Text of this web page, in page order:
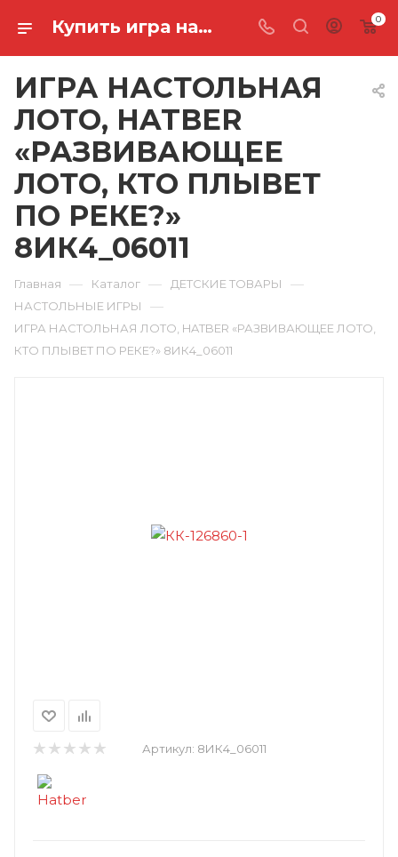
Купить игра настольная лото, hatber «развивающее лото, кто плывет по реке?» 8ИК4_06011 в Ростове-на-Дону 0
ИГРА НАСТОЛЬНАЯ
ЛОТО, HATBER
«РАЗВИВАЮЩЕЕ
ЛОТО, КТО ПЛЫВЕТ
ПО РЕКЕ?»
8ИК4_06011
Главная — Каталог — ДЕТСКИЕ ТОВАРЫ —
НАСТОЛЬНЫЕ ИГРЫ —
ИГРА НАСТОЛЬНАЯ ЛОТО, HATBER «РАЗВИВАЮЩЕЕ ЛОТО,
КТО ПЛЫВЕТ ПО РЕКЕ?» 8ИК4_06011
Артикул: 8ИК4_06011